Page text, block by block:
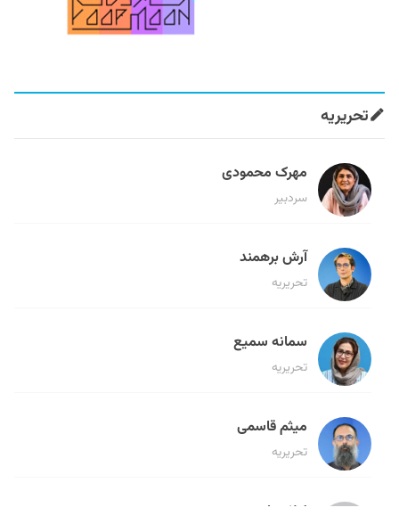
تحریریه
مهرک محمودی
سردبیر
آرش برهمند
تحریریه
سمانه سمیع
تحریریه
میثم قاسمی
تحریریه
لیلا حنارود